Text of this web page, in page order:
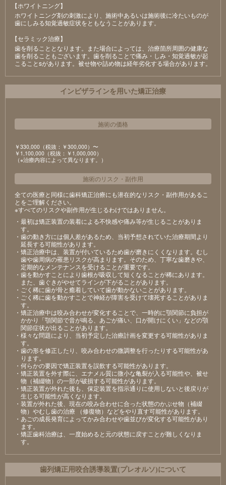
【ホワイトニング】
ホワイトニング剤の刺激により、施術中あるいは施術後に冷たいものが
⻭にしみる知覚過敏症状をともなうことがあります。
【セラミック治療】
⻭を削ることとなります。また場合によっては、治療箇所周囲の健康な
⻭を削ることもございます。⻭を削ることで痛み・しみ・知覚過敏が起
こることsがあります。被せ物や詰め物は経年劣化する場合があります。
インビザラインを用いた矯正治療
施術の価格
￥330,000（税抜：￥300,000）〜
￥1,100,000（税抜：￥1,000,000）
（※治療内容によって異なります。）
施術のリスク ・ 副作用
全ての医療と同様に歯科矯正治療にも潜在的なリスク・副作用があるこ
とをご理解ください。
※すべてのリスクや副作用が生じるわけではありません。
・最初は矯正装置の装着による不快感や痛み等が生じることがありま
す。
・歯の動き方には個人差があるため、当初予想されていた治療期間より
延長する可能性があります。
・矯正治療中は、装置が付いているため歯が磨きにくくなります。むし
歯や歯周病の罹患リスクが高まります。そのため、丁寧な歯磨きや、
定期的なメンテナンスを受けることが重要です。
・歯を動かすことにより歯根が吸収して短くなることが稀にあります。
また、歯ぐきがやせてラインが下がることがあります。
・ごく稀に歯が骨と癒着していて歯が動かないことがあります。
・ごく稀に歯を動かすことで神経が障害を受けて壊死することがありま
す。
・矯正治療中は咬み合わせが変化することで、一時的に顎関節に負担が
かかり「顎関節で音が鳴る、あごが痛い、口が開けにくい」などの顎
関節症状が出ることがあります。
・様々な問題により、当初予定した治療計画を変更する可能性がありま
す。
・歯の形を修正したり、咬み合わせの微調整を行ったりする可能性があ
ります。
・何らかの要因で矯正装置を誤飲する可能性があります。
・矯正装置を外す際に、エナメル質に微小な亀裂が入る可能性や、被せ
物（補綴物）の一部が破損する可能性があります。
・矯正装置が外れた後も、保定装置を指示通りに使用しないと後戻りが
生じる可能性が高くなります。
・装置が外れた後、現在の咬み合わせに合った状態のかぶせ物（補綴
物）やむし歯の治療 （修復物）などをやり直す可能性があります。
・あごの成長発育によってかみ合わせや歯並びが変化する可能性があり
ます。
・矯正歯科治療は、一度始めると元の状態に戻すことが難しくなりま
す。
⻭列矯正⽤咬合誘導装置(プレオルソ)について